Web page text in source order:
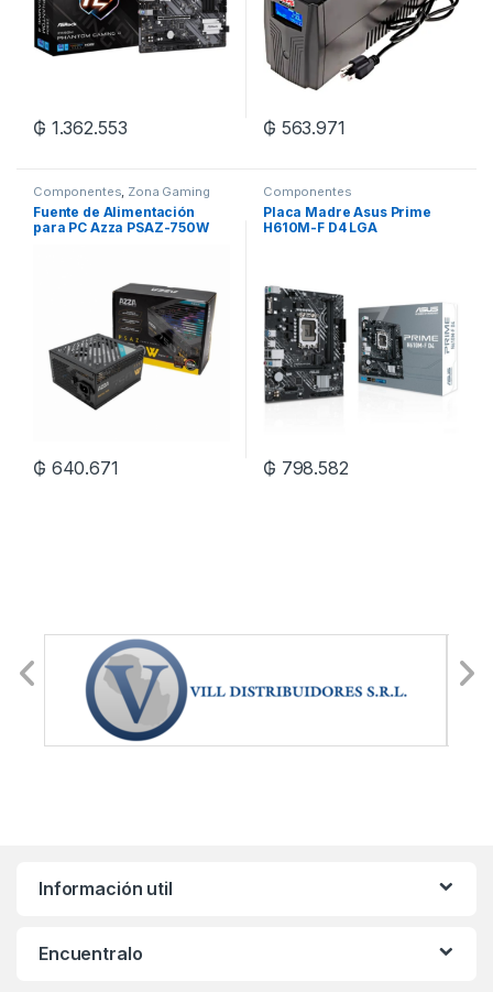
₲ 1.362.553 ₲ 563.971
Componentes, Zona Gaming
Fuente de Alimentación
para PC Azza PSAZ-750W
₲ 640.671
Componentes
Placa Madre Asus Prime
H610M-F D4 LGA
₲ 798.582
Información util
Encuentralo